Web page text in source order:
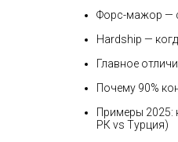
Форс-мажор —
Hardship —
Главное
Почему 90%
Примеры 2025:
РК vs Турция)